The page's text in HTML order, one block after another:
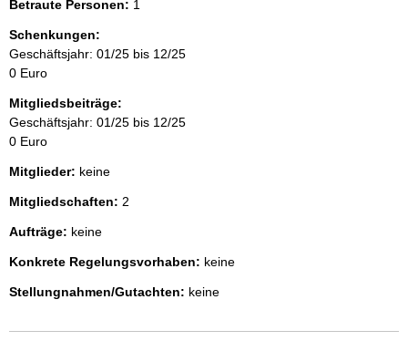
Betraute Personen: 1
Schenkungen:
Geschäftsjahr: 01/25 bis 12/25
0 Euro
Mitgliedsbeiträge:
Geschäftsjahr: 01/25 bis 12/25
0 Euro
Mitglieder: keine
Mitgliedschaften: 2
Aufträge: keine
Konkrete Regelungsvorhaben: keine
Stellungnahmen/Gutachten: keine